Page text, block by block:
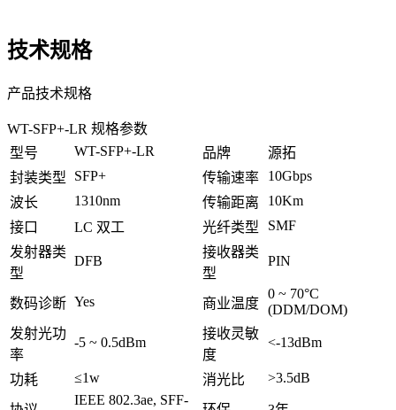
技术规格
产品技术规格
WT-SFP+-LR 规格参数
型号
WT-SFP+-LR 品牌
源拓
封装类型
SFP+ 传输速率
10Gbps
波长
1310nm 传输距离
10Km
接口
LC 双工 光纤类型
SMF
发射器类
型
DFB
接收器类
型
PIN
数码诊断 Yes 商业温度
0 ~ 70°C
(DDM/DOM)
发射光功
率
-5 ~ 0.5dBm
接收灵敏
度
<-13dBm
功耗 ≤1w 消光比 >3.5dB
IEEE 802.3ae, SFF-